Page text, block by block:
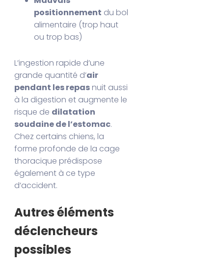
positionnement du bol
alimentaire (trop haut
ou trop bas)
L’ingestion rapide d’une
grande quantité d’air
pendant les repas nuit aussi
à la digestion et augmente le
risque de dilatation
soudaine de l’estomac.
Chez certains chiens, la
forme profonde de la cage
thoracique prédispose
également à ce type
d’accident.
Autres éléments
déclencheurs
possibles